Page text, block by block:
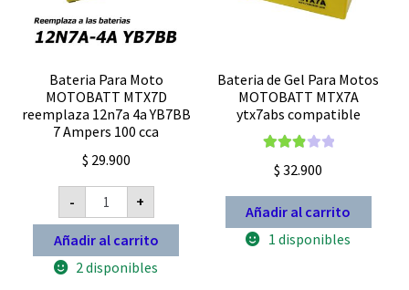
Bateria Para Moto
MOTOBATT MTX7D
reemplaza 12n7a 4a YB7BB
7 Ampers 100 cca
$ 29.900
-
Bateria
Para
Moto
MOTOBATT
MTX7D
reemplaza
12n7a
+
Añadir al carrito
2 disponibles
Bateria de Gel Para Motos
MOTOBATT MTX7A
ytx7abs compatible
o con
3.00de
5
$ 32.900
Añadir al carrito
1 disponibles